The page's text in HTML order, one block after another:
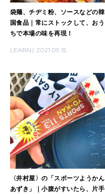
袋麺、チヂミ粉、ソースなどの韓
国食品｜常にストックして、おう
ちで本場の味を再現！
LEARN 2021.09.15
〈井村屋〉の「スポーツようかん
あずき」｜小腹がすいたら、片手